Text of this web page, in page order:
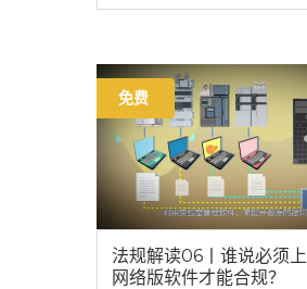
免费
法规解读06丨谁说必须上
网络版软件才能合规？